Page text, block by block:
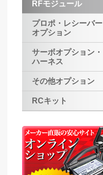
RFモジュール
プロポ・レシーバー
オプション
サーボオプション・
ハーネス
その他オプション
RCキット